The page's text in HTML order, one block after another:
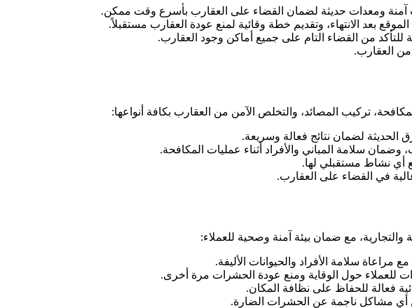
آمنة ومعدات حديثة لضمان القضاء على العقارب بأسرع وقت ممكن.
بعد الانتهاء، وتقديم خطة وقائية لمنع عودة العقارب مستقبلاً.
من القضاء التام على جميع أماكن وجود العقارب.
من العقارب.
تركيب المصائد، والتخلص الآمن من العقارب بكافة أنواعها:
لضمان نتائج فعالة وسريعة.
سلامة المباني والأفراد أثناء عمليات المكافحة.
أي نشاط مستقبلي لها.
في القضاء على العقارب.
مع ضمان بيئة آمنة وصحية للعملاء:
سلامة الأفراد والحيوانات الأليفة.
للعملاء حول الوقاية ومنع عودة الحشرات مرة أخرى.
فعالة للحفاظ على نظافة المكان.
أي مشاكل ناجمة عن الحشرات الضارة.